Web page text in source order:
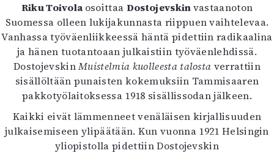
Riku Toivola osoittaa Dostojevskinvastaanoton
Suomessa olleen lukijakunnasta riippuen vaihtelevaa.
Vanhassa työväenliikkeessä häntä pidettiin radikaalina
ja hänen tuotantoaan julkaistiin työväenlehdissä.
DostojevskinMuistelmia kuolleesta talosta verrattiin
sisällöltään punaisten kokemuksiin Tammisaaren
pakkotyölaitoksessa 1918 sisällissodan jälkeen.
Kaikki eivät lämmenneet venäläisen kirjallisuuden
julkaisemiseen ylipäätään. Kun vuonna 1921 Helsingin
yliopistolla pidettiin Dostojevskin